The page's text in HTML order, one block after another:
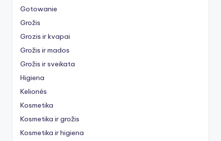
Gotowanie
Grožis
Grozis ir kvapai
Grožis ir mados
Grožis ir sveikata
Higiena
Kelionės
Kosmetika
Kosmetika ir grožis
Kosmetika ir higiena